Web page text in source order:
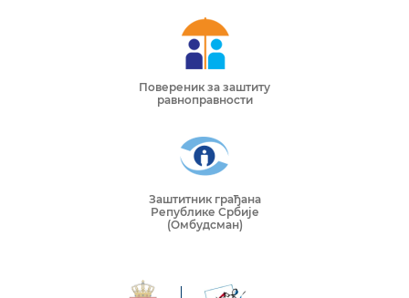
Повереник за заштиту
равноправности
Заштитник грађана
Републике Србије
(Омбудсман)